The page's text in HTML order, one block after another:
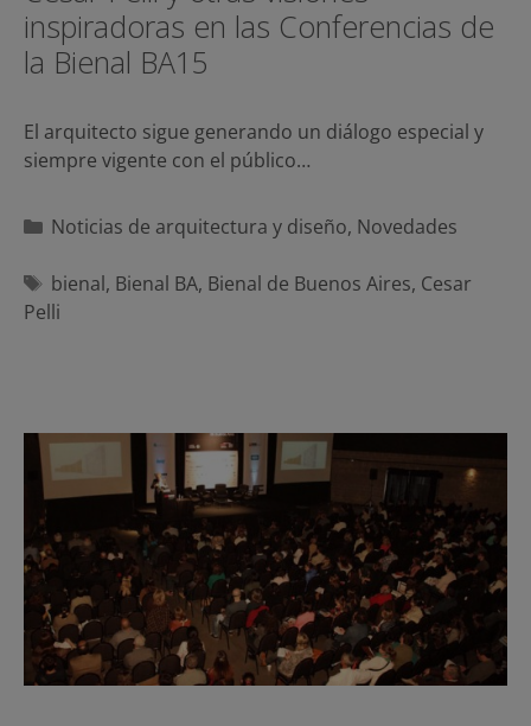
inspiradoras en las Conferencias de
la Bienal BA15
El arquitecto sigue generando un diálogo especial y
siempre vigente con el público…
Categorías
Noticias de arquitectura y diseño, Novedades
Etiquetas
bienal, Bienal BA, Bienal de Buenos Aires, Cesar
Pelli